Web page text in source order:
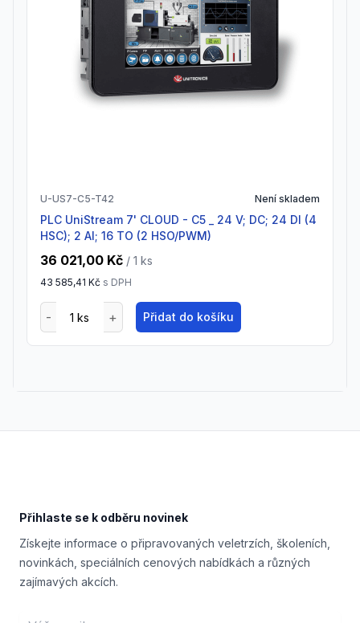
U-US7-C5-T42 Není skladem
PLC UniStream 7' CLOUD - C5 _ 24 V; DC; 24 DI (4
HSC); 2 AI; 16 TO (2 HSO/PWM)
36 021,00 Kč / 1 ks
43 585,41 Kč s DPH
Přidat do košíku
Přihlaste se k odběru novinek
Získejte informace o připravovaných veletrzích, školeních,
novinkách, speciálních cenových nabídkách a různých
zajímavých akcích.
Email address